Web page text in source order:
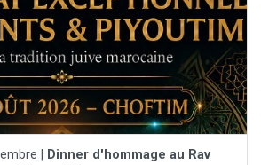
|
Dinner d'hommage au Rav